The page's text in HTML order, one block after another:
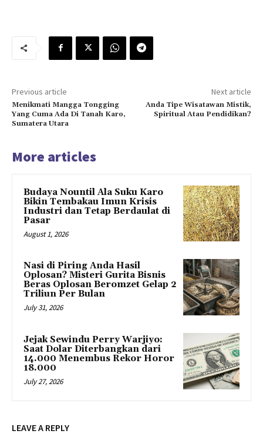
Previous article
Menikmati Mangga Tongging
Yang Cuma Ada Di Tanah Karo,
Sumatera Utara
Next article
Anda Tipe Wisatawan Mistik,
Spiritual Atau Pendidikan?
More articles
Budaya Nountil Ala Suku Karo
Bikin Tembakau Imun Krisis
Industri dan Tetap Berdaulat di
Pasar
August 1, 2026
Nasi di Piring Anda Hasil
Oplosan? Misteri Gurita Bisnis
Beras Oplosan Beromzet Gelap 2
Triliun Per Bulan
July 31, 2026
Jejak Sewindu Perry Warjiyo:
Saat Dolar Diterbangkan dari
14.000 Menembus Rekor Horor
18.000
July 27, 2026
LEAVE A REPLY